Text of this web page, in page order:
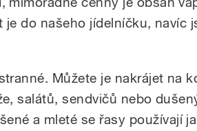
je do našeho jídelníčku, navíc
Můžete je nakrájet na
salátů, sendvičů nebo
a mleté se řasy používají